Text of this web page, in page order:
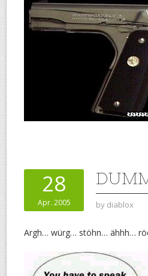
28
Apr. 2005 by diablox
Argh… würg… stöhn… ähhh…